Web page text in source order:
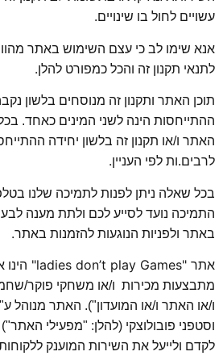
בו שינויים.
לב כי עצם השימוש באתר מהווה
זה והכל כמפורט להלן.
ותקנון זה מנוסחים בלשון נקבה
הינה לשני המינים כאחד. בכל מקום
תקנון זה בלשון יחידה ההתייחסות הינה
לפי העניין.
נועד לסייע לכם ולתת מענה לבעיות
הנוגעות להזמנות באתר.
"ladies don’t play הינו אתר
מכירות ו/או משחקי פוקר/שחמט
ו/או המועדון"). האתר מנוהל ע"י
פובולוצקי (להלן: "מפעילי האתר")
את השירות המוענק ללקוחותיה.